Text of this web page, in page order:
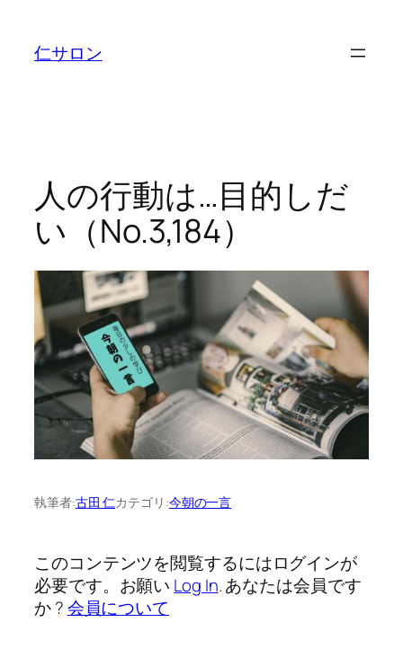
仁サロン
人の行動は…目的しだ
い（No.3,184）
執筆者:古田 仁カテゴリ:今朝の一言
このコンテンツを閲覧するにはログインが
必要です。お願い Log In. あなたは会員です
か ?会員について